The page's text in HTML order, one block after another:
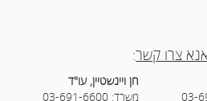
צרו קשר:
חן ויינשטיין, עו"ד
משרד: 03-691-6600